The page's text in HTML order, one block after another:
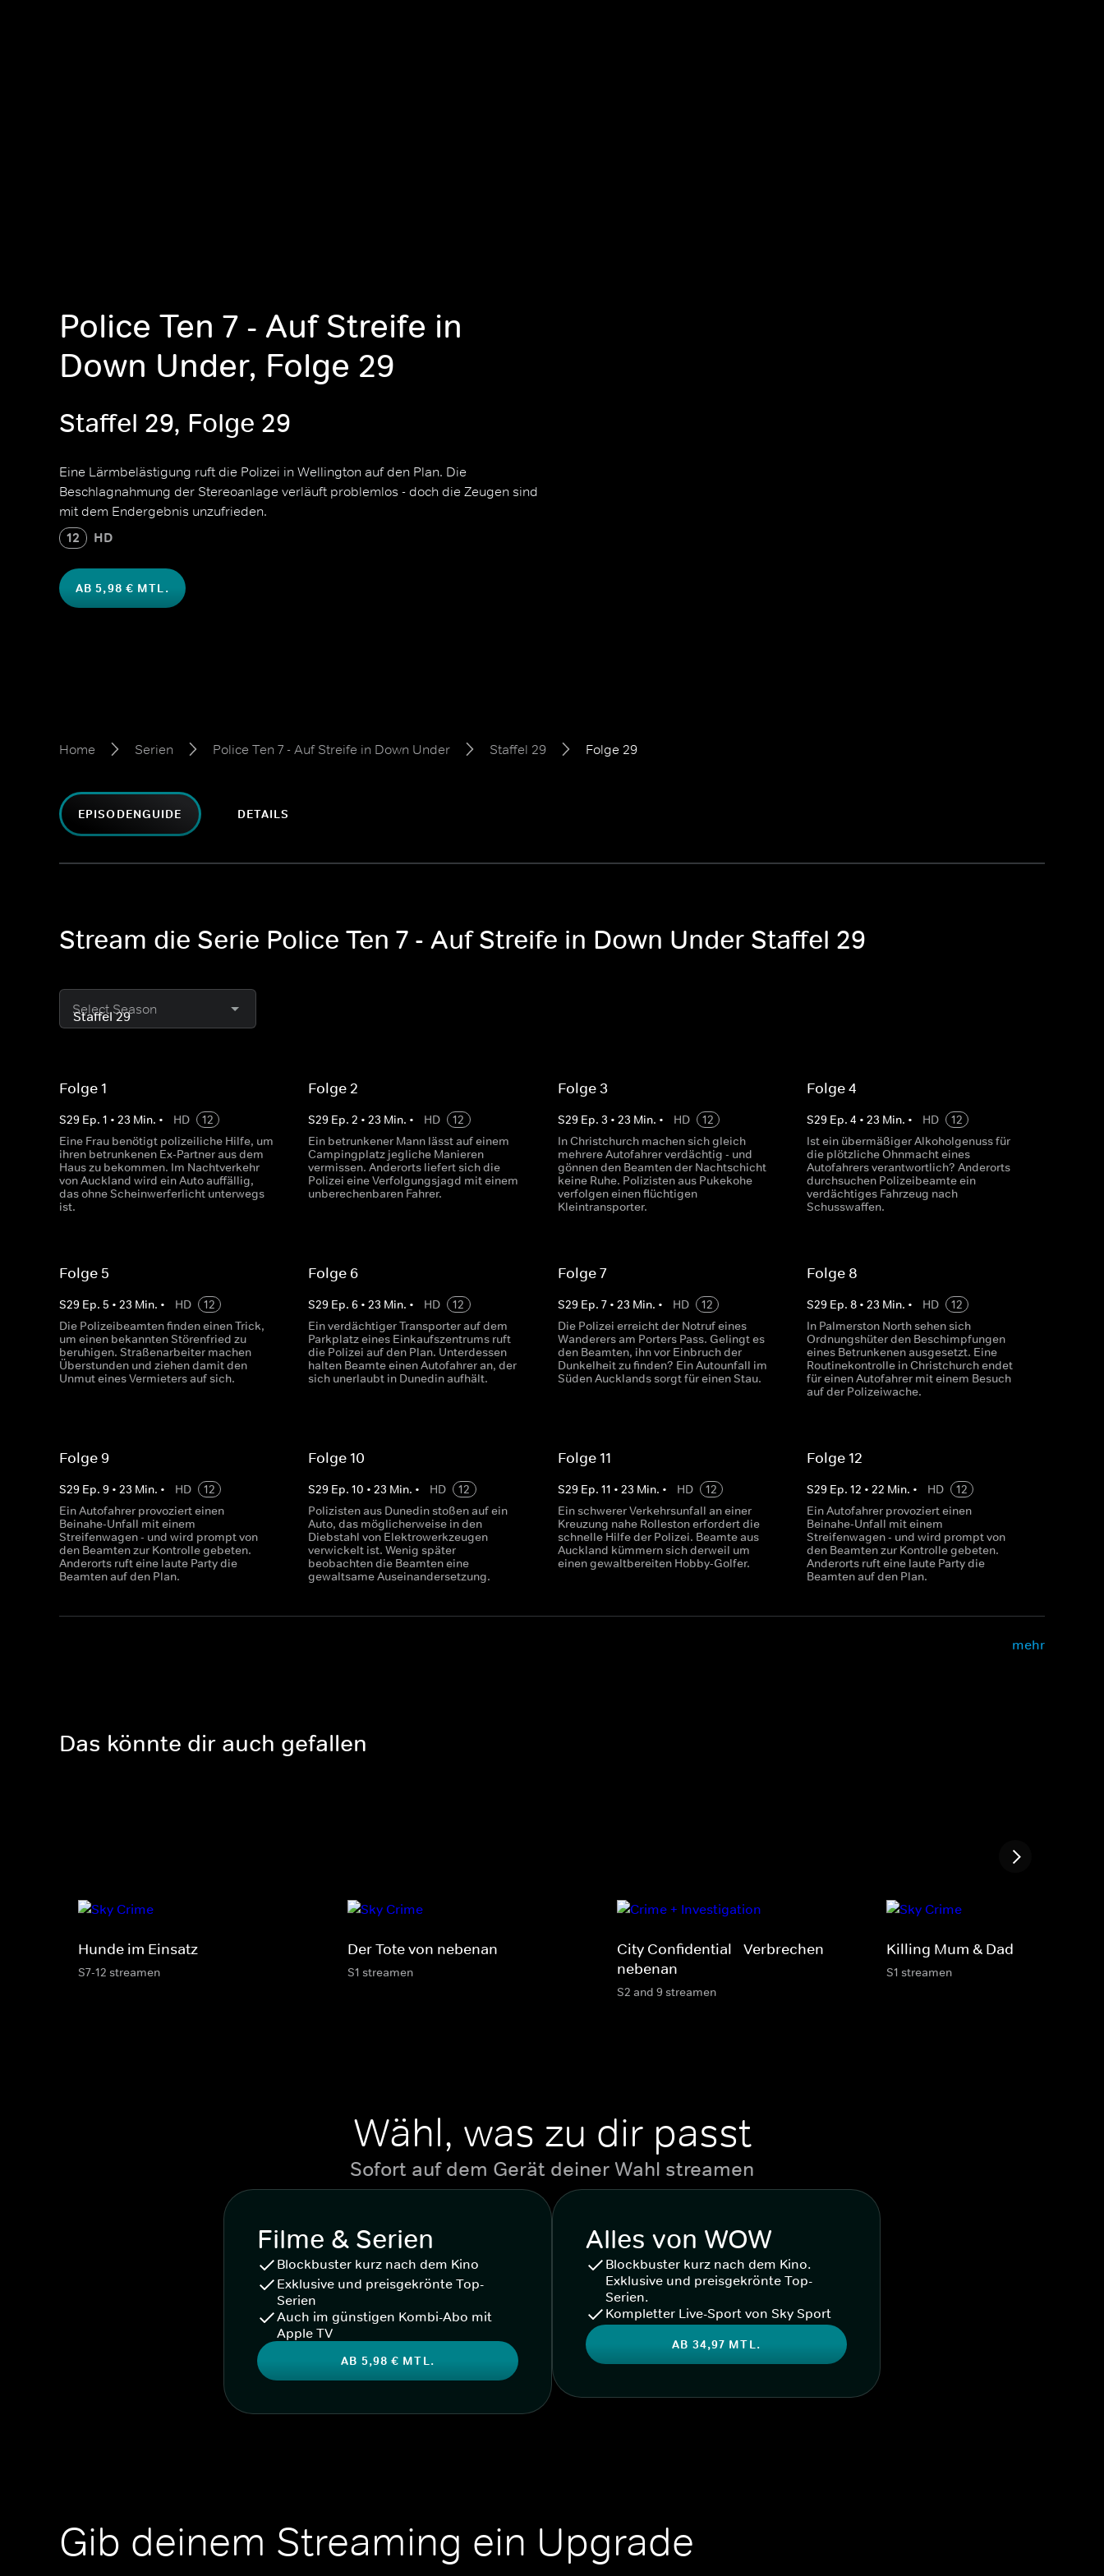
Police Ten 7 - Auf Streife in
Down Under, Folge 29
Staffel 29, Folge 29
Eine Lärmbelästigung ruft die Polizei in Wellington auf den Plan. Die
Beschlagnahmung der Stereoanlage verläuft problemlos - doch die Zeugen sind
mit dem Endergebnis unzufrieden.
12 HD
AB 5,98 € MTL.
Home Serien Police Ten 7 - Auf Streife in Down Under Staffel 29 Folge 29
EPISODENGUIDE DETAILS
Stream die Serie Police Ten 7 - Auf Streife in Down Under Staffel 29
Select Season
Folge 1
S29 Ep. 1 • 23 Min. • HD
12
Eine Frau benötigt polizeiliche Hilfe, um
ihren betrunkenen Ex-Partner aus dem
Haus zu bekommen. Im Nachtverkehr
von Auckland wird ein Auto auffällig,
das ohne Scheinwerferlicht unterwegs
ist.
Folge 2
S29 Ep.2 •23 Min. • HD
12
Ein betrunkener Mann lässt auf einem
Campingplatz jegliche Manieren
vermissen. Anderorts liefert sich die
Polizei eine Verfolgungsjagd mit einem
unberechenbaren Fahrer.
Folge 3
S29 Ep. 3 • 23 Min. • HD
12
In Christchurch machen sich gleich
mehrere Autofahrer verdächtig - und
gönnen den Beamten der Nachtschicht
keine Ruhe. Polizisten aus Pukekohe
verfolgen einen flüchtigen
Kleintransporter.
Folge 4
S29 Ep. 4 • 23 Min. • HD
12
Ist ein übermäßiger Alkoholgenuss für
die plötzliche Ohnmacht eines
Autofahrers verantwortlich? Anderorts
durchsuchen Polizeibeamte ein
verdächtiges Fahrzeug nach
Schusswaffen.
Folge 5
S29 Ep. 5 • 23 Min. • HD
12
Die Polizeibeamten finden einen Trick,
um einen bekannten Störenfried zu
beruhigen. Straßenarbeiter machen
Überstunden und ziehen damit den
Unmut eines Vermieters auf sich.
Folge 6
S29 Ep.6 •23 Min. • HD
12
Ein verdächtiger Transporter auf dem
Parkplatz eines Einkaufszentrums ruft
die Polizei auf den Plan. Unterdessen
halten Beamte einen Autofahrer an, der
sich unerlaubt in Dunedin aufhält.
Folge 7
S29 Ep. 7• 23 Min. • HD
12
Die Polizei erreicht der Notruf eines
Wanderers am Porters Pass. Gelingt es
den Beamten, ihn vor Einbruch der
Dunkelheit zu finden? Ein Autounfall im
Süden Aucklands sorgt für einen Stau.
Folge 8
S29 Ep. 8• 23 Min. • HD
12
In Palmerston North sehen sich
Ordnungshüter den Beschimpfungen
eines Betrunkenen ausgesetzt. Eine
Routinekontrolle in Christchurch endet
für einen Autofahrer mit einem Besuch
auf der Polizeiwache.
Folge 9
S29 Ep. 9 • 23 Min. • HD
12
Ein Autofahrer provoziert einen
Beinahe-Unfall mit einem
Streifenwagen - und wird prompt von
den Beamten zur Kontrolle gebeten.
Anderorts ruft eine laute Party die
Beamten auf den Plan.
Folge 10
S29 Ep.10 •23 Min. • HD
12
Polizisten aus Dunedin stoßen auf ein
Auto, das möglicherweise in den
Diebstahl von Elektrowerkzeugen
verwickelt ist. Wenig später
beobachten die Beamten eine
gewaltsame Auseinandersetzung.
Folge 11
S29 Ep. 11 • 23 Min. • HD
12
Ein schwerer Verkehrsunfall an einer
Kreuzung nahe Rolleston erfordert die
schnelle Hilfe der Polizei. Beamte aus
Auckland kümmern sich derweil um
einen gewaltbereiten Hobby-Golfer.
Folge 12
S29 Ep. 12 • 22 Min. • HD
12
Ein Autofahrer provoziert einen
Beinahe-Unfall mit einem
Streifenwagen - und wird prompt von
den Beamten zur Kontrolle gebeten.
Anderorts ruft eine laute Party die
Beamten auf den Plan.
mehr
Das könnte dir auch gefallen
Hunde im Einsatz
S7-12 streamen
Der Tote von nebenan
S1 streamen
City Confidential - Verbrechen
nebenan
S2 and 9 streamen
Killing Mum & Dad
S1 streamen
Wähl, was zu dir passt
Sofort auf dem Gerät deiner Wahl streamen
Filme & Serien
Blockbuster kurz nach dem Kino
Exklusive und preisgekrönte Top-
Serien
Auch im günstigen Kombi-Abo mit
Apple TV
AB 5,98 € MTL.
Alles von WOW
Blockbuster kurz nach dem Kino.
Exklusive und preisgekrönte Top-
Serien.
Kompletter Live-Sport von Sky Sport
AB 34,97 MTL.
Gib deinem Streaming ein Upgrade